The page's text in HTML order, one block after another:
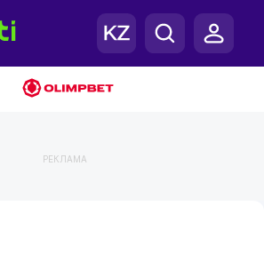
РЕКЛАМА